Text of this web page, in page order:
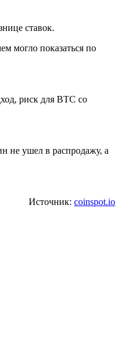
ставок.
могло показаться по
риск для BTC со
не ушел в распродажу, а
Источник: coinspot.io